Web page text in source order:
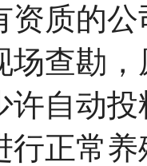
资质的
场查勘
许自动
行正常